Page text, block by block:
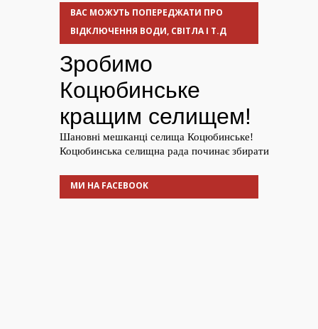
ВАС МОЖУТЬ ПОПЕРЕДЖАТИ ПРО
ВІДКЛЮЧЕННЯ ВОДИ, СВІТЛА І Т.Д
МИ НА FACEBOOK